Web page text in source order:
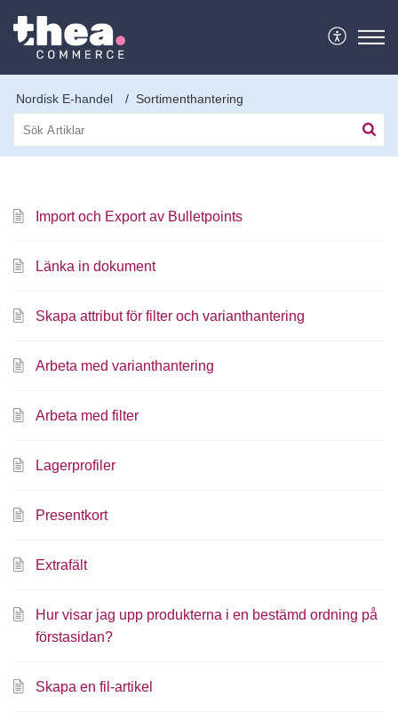
Nordisk E-handel Sortimenthantering
Import och Export av Bulletpoints
Länka in dokument
Skapa attribut för filter och varianthantering
Arbeta med varianthantering
Arbeta med filter
Lagerprofiler
Presentkort
Extrafält
Hur visar jag upp produkterna i en bestämd ordning på
förstasidan?
Skapa en fil-artikel